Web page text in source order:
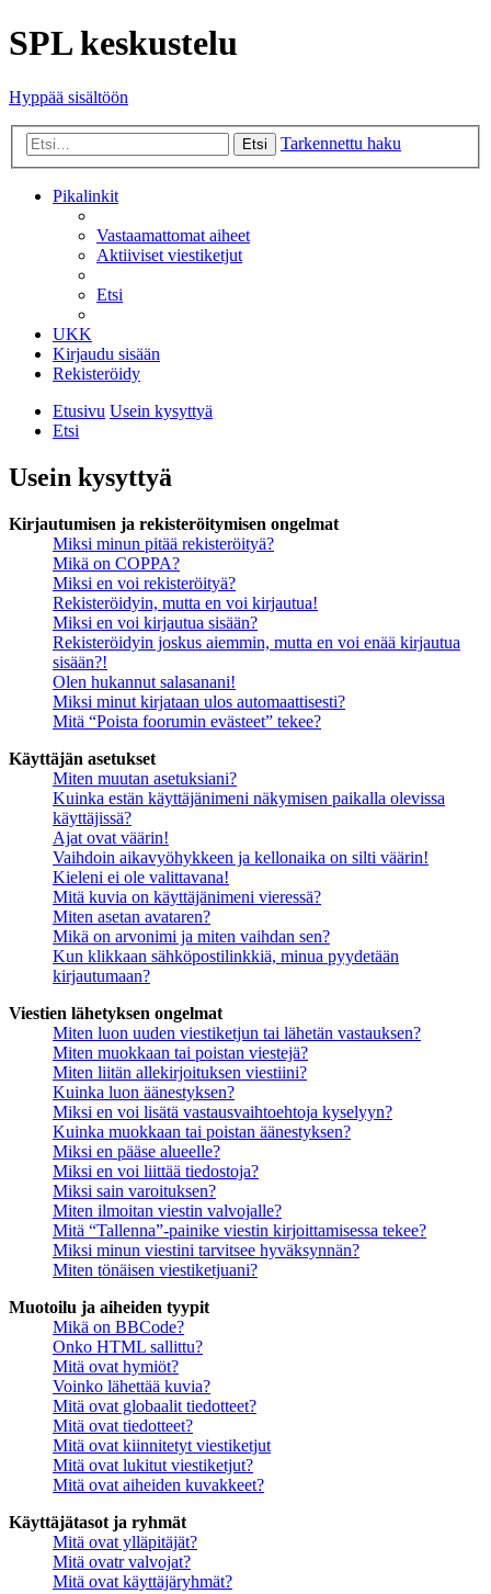
SPL keskustelu
Hyppää sisältöön
Etsi Tarkennettu haku
Pikalinkit
Vastaamattomat aiheet
Aktiiviset viestiketjut
Etsi
UKK
Kirjaudu sisään
Rekisteröidy
Etusivu Usein kysyttyä
Etsi
Usein kysyttyä
Kirjautumisen ja rekisteröitymisen ongelmat
Miksi minun pitää rekisteröityä?
Mikä on COPPA?
Miksi en voi rekisteröityä?
Rekisteröidyin, mutta en voi kirjautua!
Miksi en voi kirjautua sisään?
Rekisteröidyin joskus aiemmin, mutta en voi enää kirjautua
sisään?!
Olen hukannut salasanani!
Miksi minut kirjataan ulos automaattisesti?
Mitä “Poista foorumin evästeet” tekee?
Käyttäjän asetukset
Miten muutan asetuksiani?
Kuinka estän käyttäjänimeni näkymisen paikalla olevissa
käyttäjissä?
Ajat ovat väärin!
Vaihdoin aikavyöhykkeen ja kellonaika on silti väärin!
Kieleni ei ole valittavana!
Mitä kuvia on käyttäjänimeni vieressä?
Miten asetan avataren?
Mikä on arvonimi ja miten vaihdan sen?
Kun klikkaan sähköpostilinkkiä, minua pyydetään
kirjautumaan?
Viestien lähetyksen ongelmat
Miten luon uuden viestiketjun tai lähetän vastauksen?
Miten muokkaan tai poistan viestejä?
Miten liitän allekirjoituksen viestiini?
Kuinka luon äänestyksen?
Miksi en voi lisätä vastausvaihtoehtoja kyselyyn?
Kuinka muokkaan tai poistan äänestyksen?
Miksi en pääse alueelle?
Miksi en voi liittää tiedostoja?
Miksi sain varoituksen?
Miten ilmoitan viestin valvojalle?
Mitä “Tallenna”-painike viestin kirjoittamisessa tekee?
Miksi minun viestini tarvitsee hyväksynnän?
Miten tönäisen viestiketjuani?
Muotoilu ja aiheiden tyypit
Mikä on BBCode?
Onko HTML sallittu?
Mitä ovat hymiöt?
Voinko lähettää kuvia?
Mitä ovat globaalit tiedotteet?
Mitä ovat tiedotteet?
Mitä ovat kiinnitetyt viestiketjut
Mitä ovat lukitut viestiketjut?
Mitä ovat aiheiden kuvakkeet?
Käyttäjätasot ja ryhmät
Mitä ovat ylläpitäjät?
Mitä ovatr valvojat?
Mitä ovat käyttäjäryhmät?